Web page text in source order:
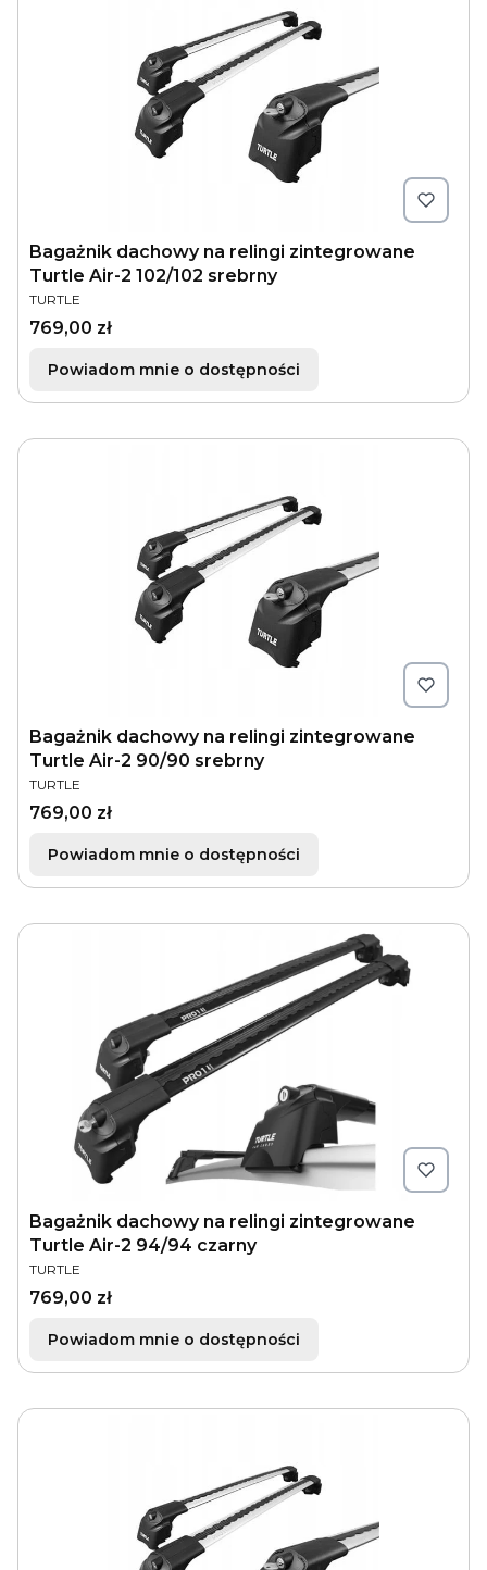
Bagażnik dachowy na relingi zintegrowane
Turtle Air-2 102/102 srebrny
PRODUCENT
TURTLE
Cena
769,00 zł
Powiadom mnie o dostępności
Bagażnik dachowy na relingi zintegrowane
Turtle Air-2 90/90 srebrny
PRODUCENT
TURTLE
Cena
769,00 zł
Powiadom mnie o dostępności
Bagażnik dachowy na relingi zintegrowane
Turtle Air-2 94/94 czarny
PRODUCENT
TURTLE
Cena
769,00 zł
Powiadom mnie o dostępności